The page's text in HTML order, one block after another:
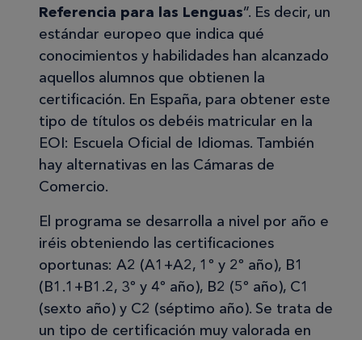
Referencia para las Lenguas”. Es decir, un
estándar europeo que indica qué
conocimientos y habilidades han alcanzado
aquellos alumnos que obtienen la
certificación. En España, para obtener este
tipo de títulos os debéis matricular en la
EOI: Escuela Oficial de Idiomas. También
hay alternativas en las Cámaras de
Comercio.
El programa se desarrolla a nivel por año e
iréis obteniendo las certificaciones
oportunas: A2 (A1+A2, 1º y 2º año), B1
(B1.1+B1.2, 3º y 4º año), B2 (5º año), C1
(sexto año) y C2 (séptimo año). Se trata de
un tipo de certificación muy valorada en